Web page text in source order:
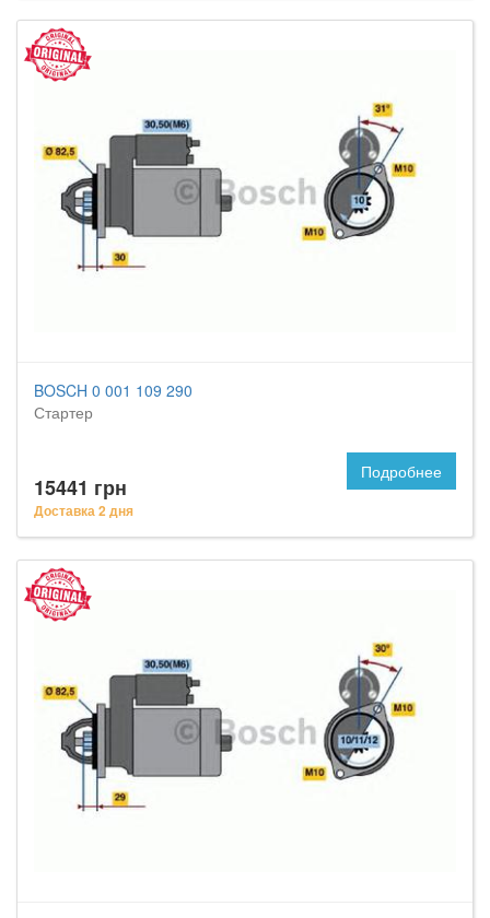
BOSCH 0 001 109 290
Стартер
15441 грн
Доставка 2 дня
Подробнее